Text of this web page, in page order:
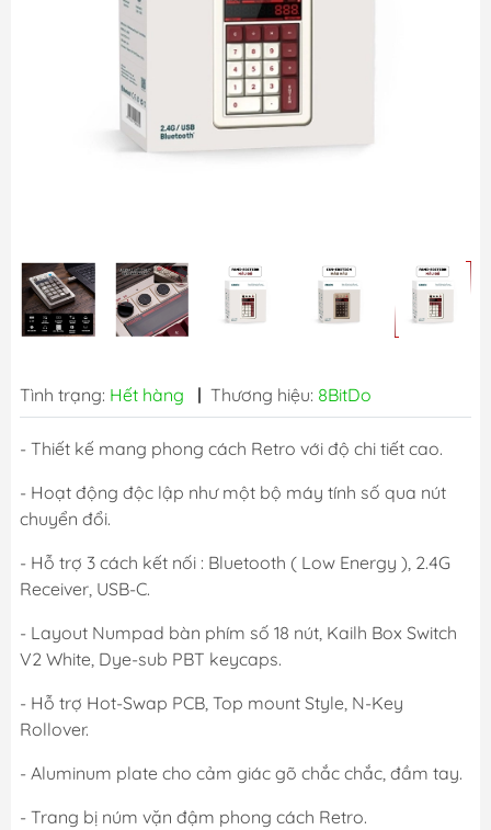
Tình trạng: Hết hàng | Thương hiệu: 8BitDo
- Thiết kế mang phong cách Retro với độ chi tiết cao.
- Hoạt động độc lập như một bộ máy tính số qua nút
chuyển đổi.
- Hỗ trợ 3 cách kết nối : Bluetooth ( Low Energy ), 2.4G
Receiver, USB-C.
- Layout Numpad bàn phím số 18 nút, Kailh Box Switch
V2 White, Dye-sub PBT keycaps.
- Hỗ trợ Hot-Swap PCB, Top mount Style, N-Key
Rollover.
- Aluminum plate cho cảm giác gõ chắc chắc, đầm tay.
- Trang bị núm vặn đậm phong cách Retro.